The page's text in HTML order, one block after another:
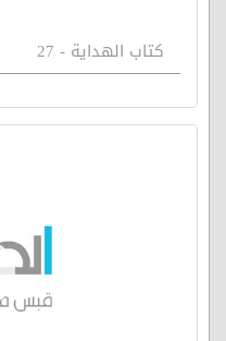
كتاب الهداية - 27